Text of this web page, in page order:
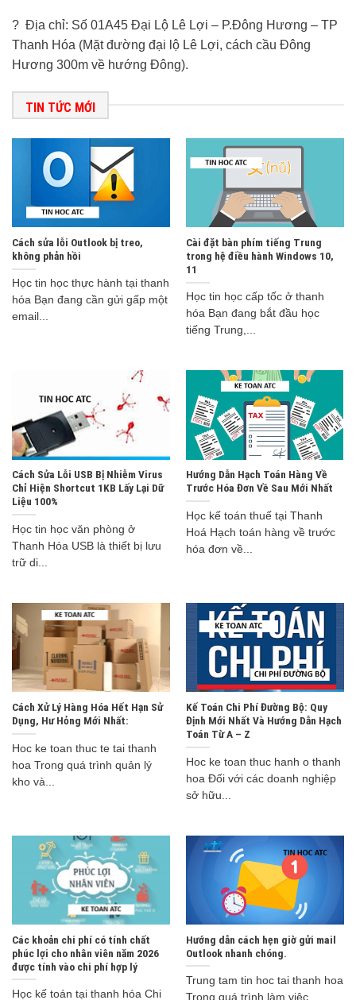
? Địa chỉ: Số 01A45 Đại Lộ Lê Lợi – P.Đông Hương – TP
Thanh Hóa (Mặt đường đại lộ Lê Lợi, cách cầu Đông
Hương 300m về hướng Đông).
TIN TỨC MỚI
Cách sửa lỗi Outlook bị treo,
không phản hồi
Học tin học thực hành tại thanh
hóa Bạn đang cần gửi gấp một
email...
Cài đặt bàn phím tiếng Trung
trong hệ điều hành Windows 10,
11
Học tin học cấp tốc ở thanh
hóa Bạn đang bắt đầu học
tiếng Trung,...
Cách Sửa Lỗi USB Bị Nhiễm Virus
Chỉ Hiện Shortcut 1KB Lấy Lại Dữ
Liệu 100%
Học tin học văn phòng ở
Thanh Hóa USB là thiết bị lưu
trữ di...
Hướng Dẫn Hạch Toán Hàng Về
Trước Hóa Đơn Về Sau Mới Nhất
Học kế toán thuế tại Thanh
Hoá Hạch toán hàng về trước
hóa đơn về...
Cách Xử Lý Hàng Hóa Hết Hạn Sử
Dụng, Hư Hỏng Mới Nhất:
Hoc ke toan thuc te tai thanh
hoa Trong quá trình quản lý
kho và...
Kế Toán Chi Phí Đường Bộ: Quy
Định Mới Nhất Và Hướng Dẫn Hạch
Toán Từ A – Z
Hoc ke toan thuc hanh o thanh
hoa Đối với các doanh nghiệp
sở hữu...
Các khoản chi phí có tính chất
phúc lợi cho nhân viên năm 2026
được tính vào chi phí hợp lý
Học kế toán tại thanh hóa Chi
Hướng dẫn cách hẹn giờ gửi mail
Outlook nhanh chóng.
Trung tam tin hoc tai thanh hoa
Trong quá trình làm việc,